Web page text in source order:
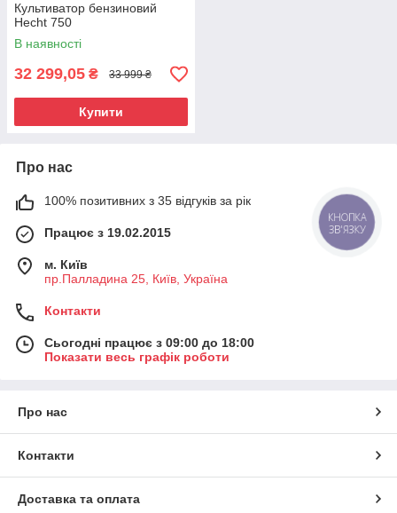
Культиватор бензиновий
Hecht 750
В наявності
32 299,05 ₴ 33 999 ₴
Купити
Про нас
100% позитивних з 35 відгуків за рік
Працює з 19.02.2015
м. Київ
пр.Палладина 25, Київ, Україна
Контакти
Сьогодні працює з 09:00 до 18:00
Показати весь графік роботи
Про нас
Контакти
Доставка та оплата
КНОПКА
ЗВ'ЯЗКУ